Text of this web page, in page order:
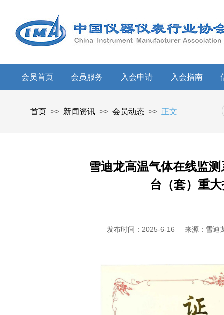
会员首页 会员服务 入会申请 入会指南
首页 >> 新闻资讯 >> 会员动态 >> 正文
雪迪龙高温气体在线监
台（套）重
发布时间：2025-6-16 来源：雪迪